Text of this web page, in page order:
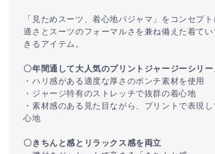
「見ためスーツ、着心地パジャマ」をコンセプ
適さとスーツのフォーマルさを兼ね備えた着て
きるアイテム。
〇年間通して大人気のプリントジャージーシリー
・ハリ感がある適度な厚さのポンチ素材を使用
・ジャージ特有のストレッチで抜群の着心地
・素材感のある見た目ながら、プリントで表現
心地
〇きちんと感とリラックス感を両立